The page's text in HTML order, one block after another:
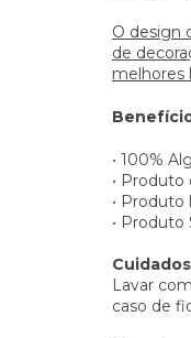
O design
de
melhores
• 100%
• Produto
• Produto
• Produto
Lavar
caso de